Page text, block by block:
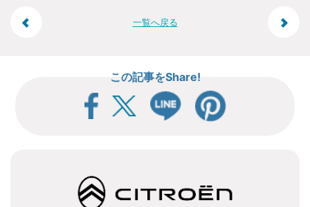
投
一覧へ戻る
この記事をShare!